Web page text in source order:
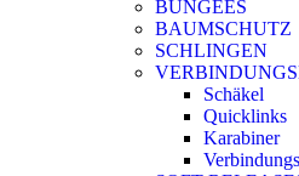
BUNGEES
BAUMSCHUTZ
SCHLINGEN
Schäkel
Quicklinks
Karabiner